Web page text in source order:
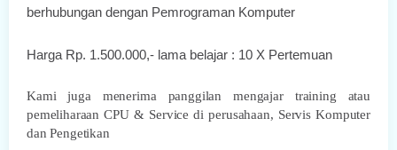
berhubungan dengan Pemrograman Komputer
Harga Rp. 1.500.000,- lama belajar : 10 X Pertemuan
Kami juga menerima panggilan mengajar training atau
pemeliharaan CPU & Service di perusahaan, Servis Komputer
dan Pengetikan